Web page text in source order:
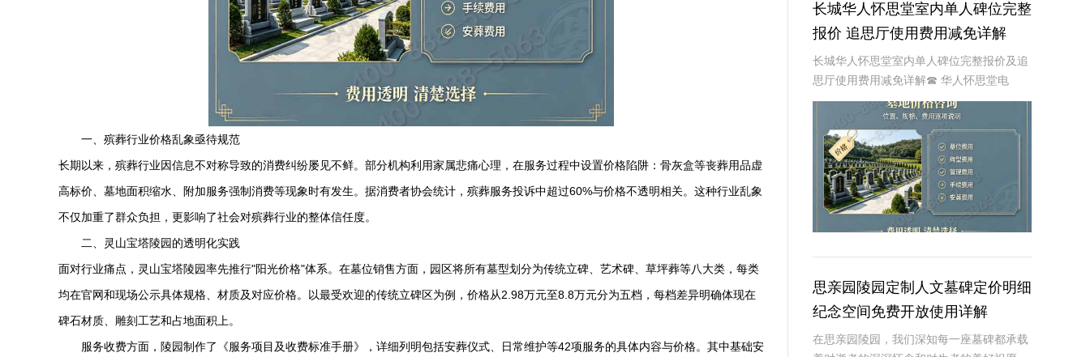
一、殡葬行业价格乱象亟待规范
长期以来，殡葬行业因信息不对称导致的消费纠纷屡见不鲜。部分机构利用家属悲痛心理，在服务过程中设置价格陷阱：骨灰盒等丧葬用品虚
高标价、墓地面积缩水、附加服务强制消费等现象时有发生。据消费者协会统计，殡葬服务投诉中超过60%与价格不透明相关。这种行业乱象
不仅加重了群众负担，更影响了社会对殡葬行业的整体信任度。
二、
灵山宝塔陵园的透明化实践
面对行业痛点， 灵山宝塔陵园率先推行"阳光价格"体系。在墓位销售方面，园区将所有墓型划分为传统立碑、艺术碑、草坪葬等八大类，每类
均在官网和现场公示具体规格、材质及对应价格。以最受欢迎的传统立碑区为例，价格从2.98万元至8.8万元分为五档，每档差异明确体现在
碑石材质、雕刻工艺和占地面积上。
服务收费方面，陵园制作了《服务项目及收费标准手册》，详细列明包括安葬仪式、日常维护等42项服务的具体内容与价格。其中基础安
长城华人怀思堂室内单人碑位完整
报价 追思厅使用费用减免详解
长城华人怀思堂室内单人碑位完整报价及追
思厅使用费用减免详解☎ 华人怀思堂电
话:400-838-5063引言随着社会的发展和人
们生活水平的提高，对身后事的安排越来越
注重仪式感和个性化。长城华人怀思堂
思亲园陵园定制人文墓碑定价明细
纪念空间免费开放使用详解
在思亲园陵园，我们深知每一座墓碑都承载